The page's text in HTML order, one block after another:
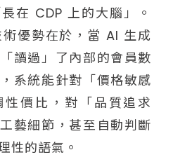
在 CDP 上的大腦」。
優勢在於，當 AI 生成
讀過」了內部的會員數
系統能針對「價格敏感
價比，對「品質追求
藝細節，甚至自動判斷
性的語氣。